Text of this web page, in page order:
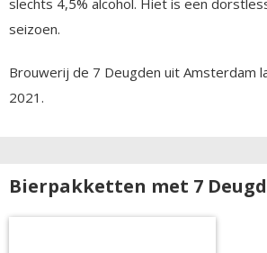
seizoen.
Brouwerij de 7 Deugden uit Amsterdam
2021.
Bierpakketten met 7